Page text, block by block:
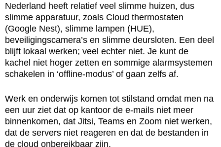
Nederland heeft relatief veel slimme huizen, dus
slimme apparatuur, zoals Cloud thermostaten
(Google Nest), slimme lampen (HUE),
beveiligingscamera’s en slimme deursloten. Een deel
blijft lokaal werken; veel echter niet. Je kunt de
kachel niet hoger zetten en sommige alarmsystemen
schakelen in ‘offline-modus’ of gaan zelfs af.
Werk en onderwijs komen tot stilstand omdat men na
een uur ziet dat op kantoor de e-mails niet meer
binnenkomen, dat Jitsi, Teams en Zoom niet werken,
dat de servers niet reageren en dat de bestanden in
de cloud onbereikbaar zijn.